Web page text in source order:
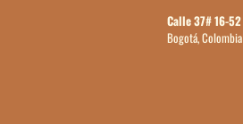
Calle 37# 16-52
Bogotá, Colombia